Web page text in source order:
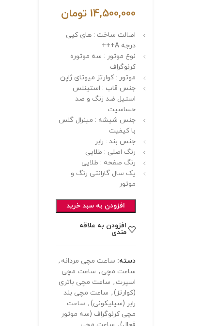
14,500,000 تومان
اصالت ساخت : های کپی
درجه A+++
نوع موتور : سه موتوره
کرنوگراف
موتور : کوارتز میوتای ژاپن
جنس قاب : استینلس
استیل ضد زنگ و ضد
حساسیت
جنس شیشه : مینرال گلس
با کیفیت
جنس بند : رابر
رنگ اصلی : طلایی
رنگ صفحه : طلایی
یک سال گارانتی رنگ و
موتور
افزودن به سبد خرید
افزودن به علاقه
مندی
دسته: ساعت مچی مردانه ,
ساعت مچی , ساعت مچی
اسپرت , ساعت مچی باتری
(کوارتز), ساعت مچی بند
رابر (سیلیکونی), ساعت
مچی کرنوگراف (سه موتور